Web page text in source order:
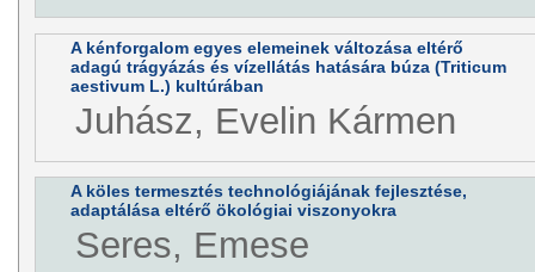
A kénforgalom egyes elemeinek változása eltérő
adagú trágyázás és vízellátás hatására búza (Triticum
aestivum L.) kultúrában
Juhász, Evelin Kármen
A köles termesztés technológiájának fejlesztése,
adaptálása eltérő ökológiai viszonyokra
Seres, Emese